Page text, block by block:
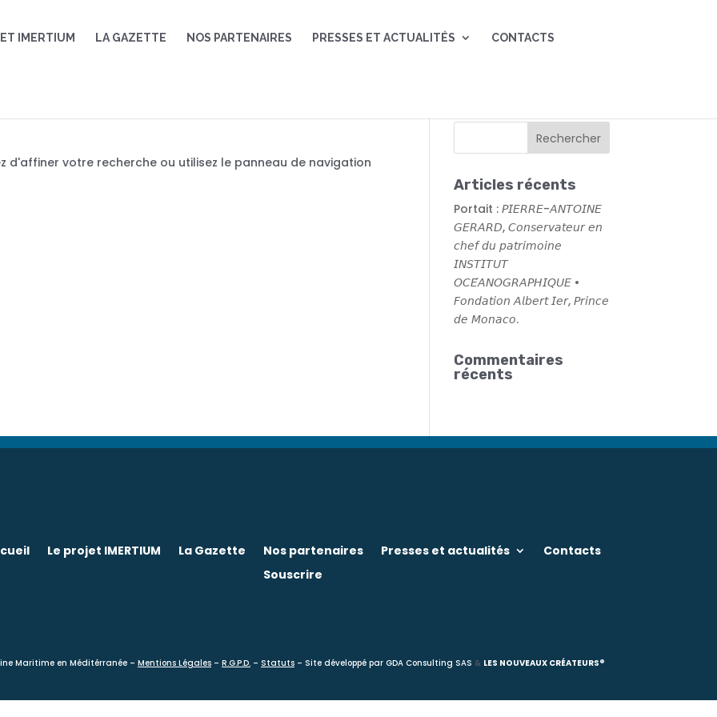
IMERTIUM LA GAZETTE NOS PARTENAIRES PRESSES ET ACTUALITÉS CONTACTS
d'affiner votre recherche ou utilisez le panneau de navigation
Articles récents
Portait : 𝘗𝘐𝘌𝘙𝘙𝘌-𝘈𝘕𝘛𝘖𝘐𝘕𝘌
𝘎𝘌𝘙𝘈𝘙𝘋, 𝘊𝘰𝘯𝘴𝘦𝘳𝘷𝘢𝘵𝘦𝘶𝘳 𝘦𝘯
𝘤𝘩𝘦𝘧 𝘥𝘶 𝘱𝘢𝘵𝘳𝘪𝘮𝘰𝘪𝘯𝘦
𝘐𝘕𝘚𝘛𝘐𝘛𝘜𝘛
𝘖𝘊𝘌́𝘈𝘕𝘖𝘎𝘙𝘈𝘗𝘏𝘐𝘘𝘜𝘌 •
𝘍𝘰𝘯𝘥𝘢𝘵𝘪𝘰𝘯 𝘈𝘭𝘣𝘦𝘳𝘵 𝘐𝘦𝘳, 𝘗𝘳𝘪𝘯𝘤𝘦
𝘥𝘦 𝘔𝘰𝘯𝘢𝘤𝘰.
Commentaires
récents
Le projet IMERTIUM La Gazette Nos partenaires Presses et actualités
Contacts
Souscrire
Maritime en Méditérranée – Mentions Légales – R.G.P.D. – Statuts – Site développé par GDA Consulting SAS & LES NOUVEAUX CRÉATEURS®